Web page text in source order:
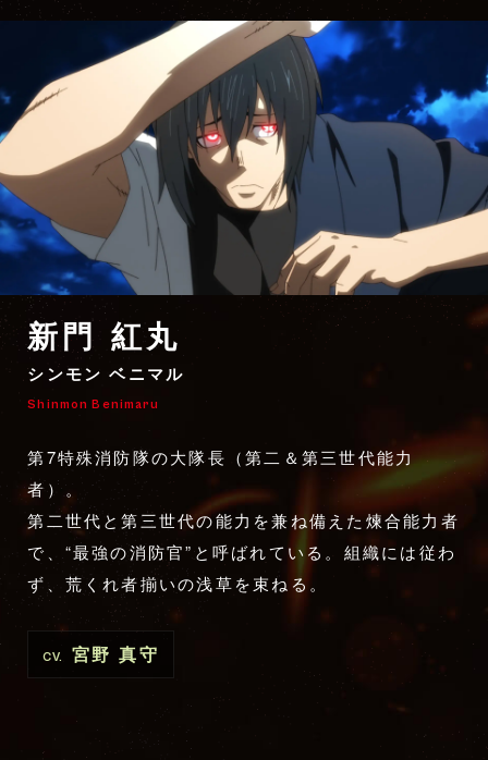
新門 紅丸
シンモン ベニマル
Shinmon Benimaru
第7特殊消防隊の大隊長（第二＆第三世代能力
者）。
第二世代と第三世代の能力を兼ね備えた煉合能力者
で、“最強の消防官”と呼ばれている。組織には従わ
ず、荒くれ者揃いの浅草を束ねる。
宮野 真守
相模屋 紺炉
サガミヤ コンロ
Sagamiya Konro
ヒカゲ＆ヒナタ
Hikage & Hinata